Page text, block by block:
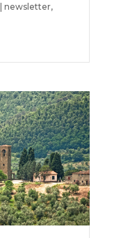
newsletter,